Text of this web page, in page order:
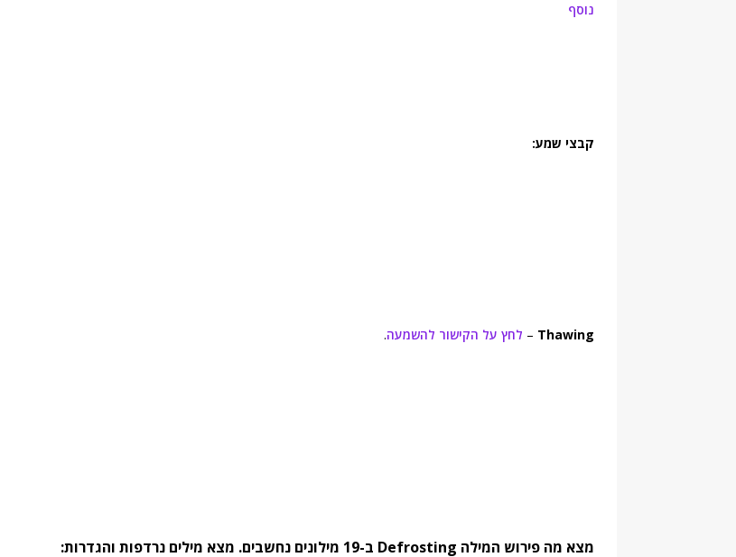
נוסף
קבצי שמע:
Thawing
– לחץ על הקישור להשמעה.
מצא מה פירוש המילה Defrosting ב-19 מילונים נחשבים. מצא מילים נרדפות והגדרות: